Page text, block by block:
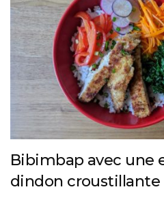
Bibimbap avec une
dindon croustillante